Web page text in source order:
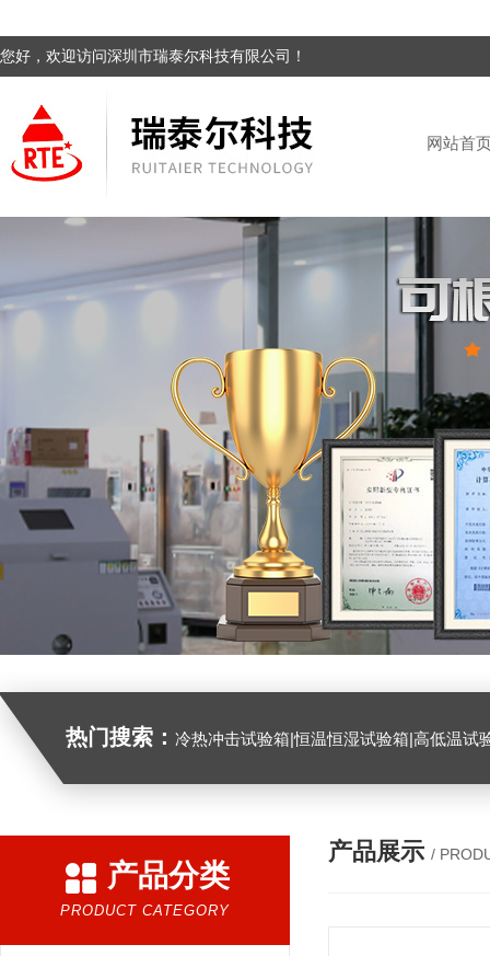
您好，欢迎访问深圳市瑞泰尔科技有限公司！
网站首
热门搜索： 冷热冲击试验箱|恒温恒湿试验箱|高低温试验箱|高低温交变试验箱|盐雾机|紫外线试验机|淋雨试验箱|臭氧试验箱|振动试
产品分类
PRODUCT CATEGORY
产品展示 /